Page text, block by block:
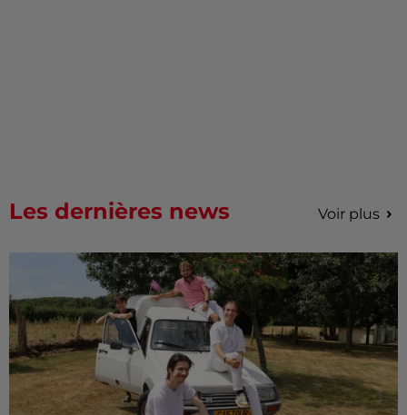
Les dernières news Voir plus